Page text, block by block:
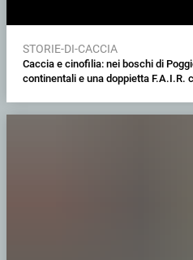
STORIE-DI-CACCIA
Caccia e cinofilia: nei boschi di
continentali e una doppietta F.A.I.R.